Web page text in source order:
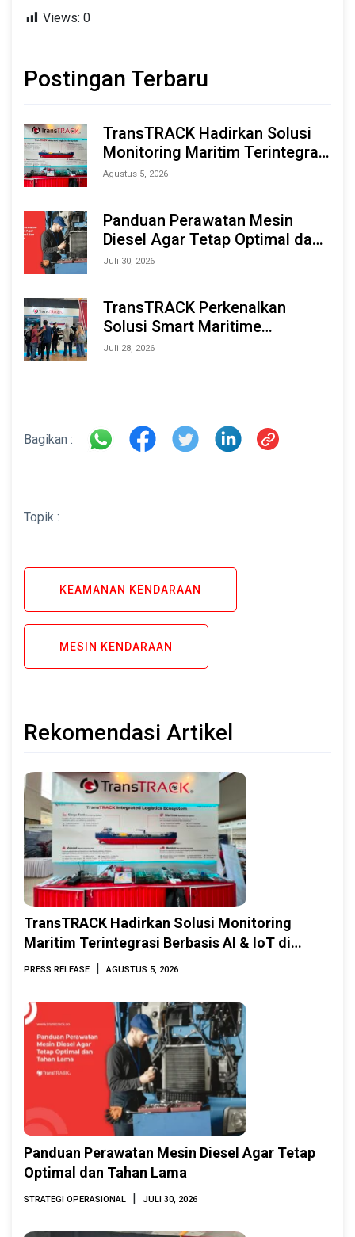
Views: 0
Postingan Terbaru
TransTRACK Hadirkan Solusi
Monitoring Maritim Terintegrasi
Berbasis AI & IoT di Indonesia
Agustus 5, 2026
Panduan Perawatan Mesin
Diesel Agar Tetap Optimal dan
Tahan Lama
Juli 30, 2026
TransTRACK Perkenalkan
Solusi Smart Maritime
Monitoring Berbasis AI dan IoT
Juli 28, 2026
Bagikan :
Topik :
KEAMANAN KENDARAAN
MESIN KENDARAAN
Rekomendasi Artikel
TransTRACK Hadirkan Solusi Monitoring
Maritim Terintegrasi Berbasis AI & IoT di
Indonesia Marine & Offshore Expo (IMOX)
PRESS RELEASE | AGUSTUS 5, 2026
Panduan Perawatan Mesin Diesel Agar Tetap
Optimal dan Tahan Lama
STRATEGI OPERASIONAL | JULI 30, 2026